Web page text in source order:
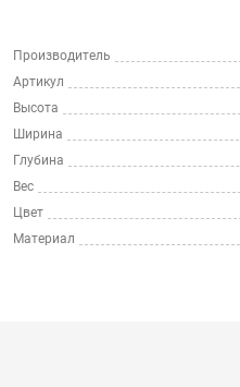
Производитель
Артикул
Высота
Ширина
Глубина
Вес
Цвет
Материал